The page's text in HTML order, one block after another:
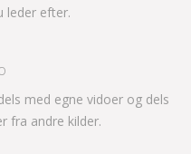
leder efter.
med egne vidoer og dels
fra andre kilder.